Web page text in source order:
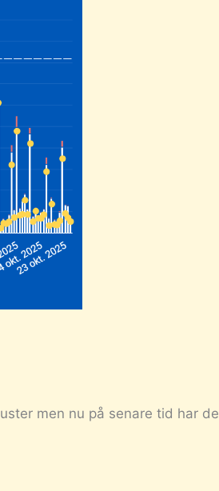
men nu på senare tid har de